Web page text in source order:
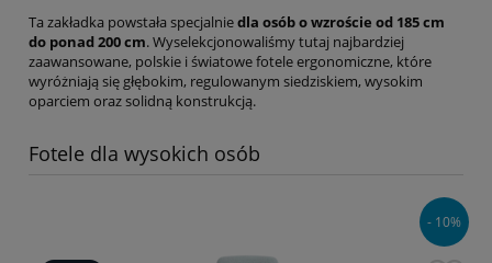
Ta zakładka powstała specjalniedla osób o wzroście od 185 cm
do ponad 200 cm. Wyselekcjonowaliśmy tutaj najbardziej
zaawansowane, polskie i światowe fotele ergonomiczne, które
wyróżniają się głębokim, regulowanym siedziskiem, wysokim
oparciem oraz solidną konstrukcją.
Fotele dla wysokich osób
- 10%